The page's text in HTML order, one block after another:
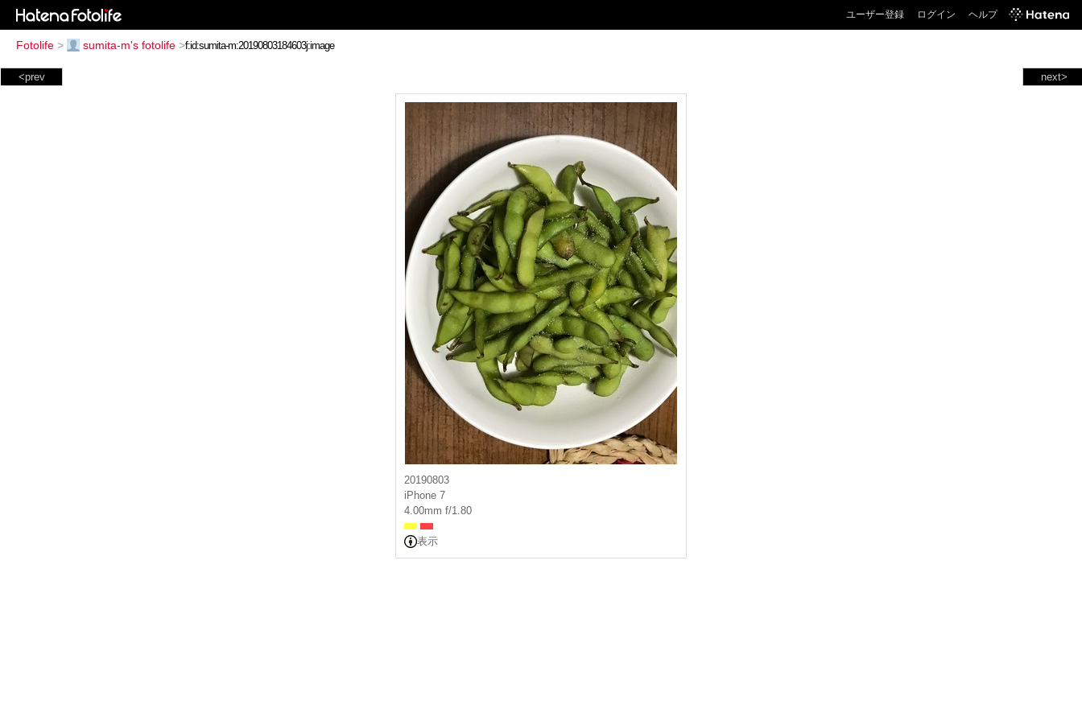
ユーザー登録 ログイン ヘルプ
Fotolife > sumita-m's fotolife >
next>
<prev
20190803
iPhone 7
4.00mm f/1.80
表示